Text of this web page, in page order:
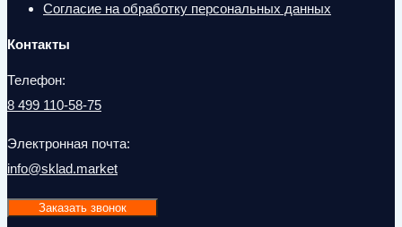
Согласие на обработку персональных данных
Контакты
Телефон:
8 499 110-58-75
Электронная почта:
info@sklad.market
Заказать звонок